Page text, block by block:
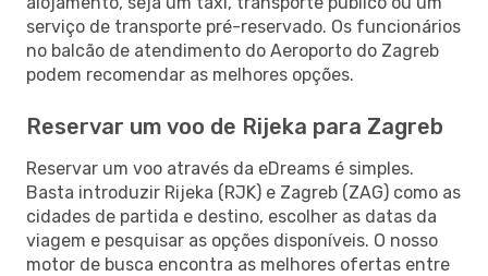
serviço de transporte pré-reservado. Os funcionários
no balcão de atendimento do Aeroporto do Zagreb
podem recomendar as melhores opções.
Reservar um voo de Rijeka para Zagreb
Reservar um voo através da eDreams é simples.
Basta introduzir Rijeka (RJK) e Zagreb (ZAG) como as
cidades de partida e destino, escolher as datas da
viagem e pesquisar as opções disponíveis. O nosso
motor de busca encontra as melhores ofertas entre